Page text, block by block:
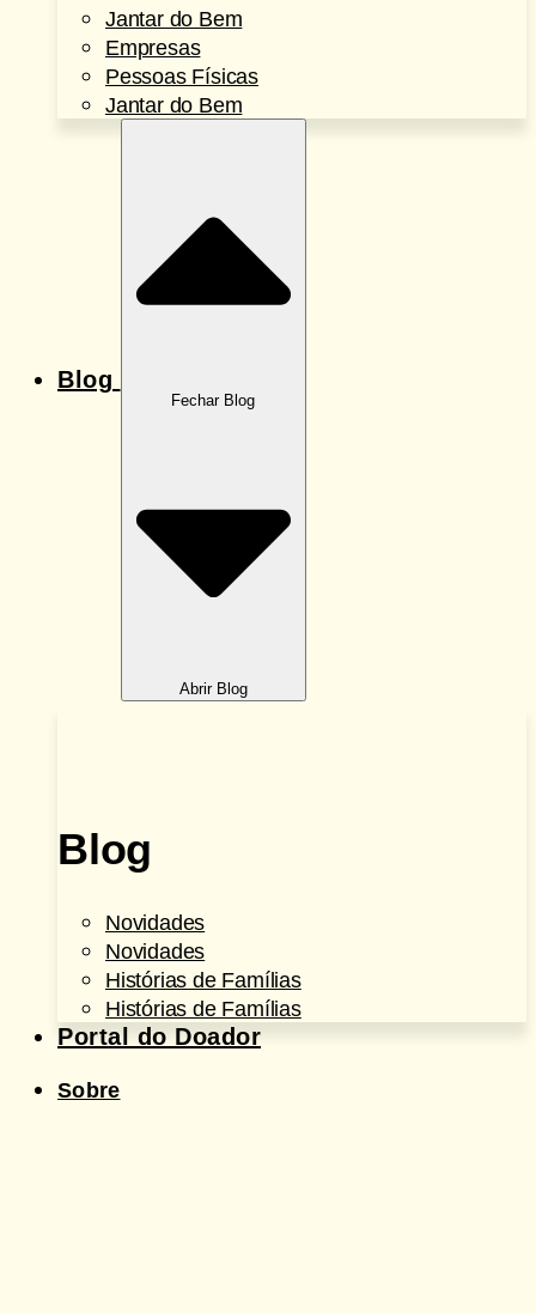
Jantar do Bem
Empresas
Pessoas Físicas
Jantar do Bem
Blog
Fechar Blog
Abrir Blog
Blog
Novidades
Novidades
Histórias de Famílias
Histórias de Famílias
Portal do Doador
Sobre